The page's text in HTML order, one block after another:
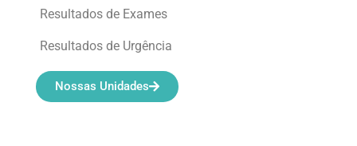
Resultados de Exames
Resultados de Urgência
Nossas Unidades